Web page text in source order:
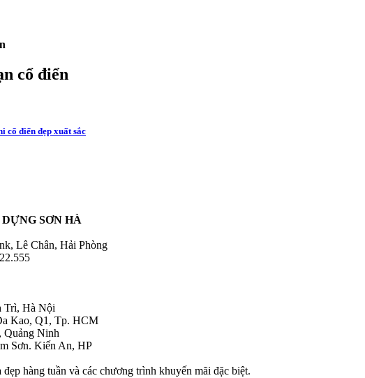
cổ điển
cổ điển đẹp xuất sắc
SƠN HÀ
Lê Chân, Hải Phòng
Trì, Hà Nội
Kao, Q1, Tp. HCM
Quảng Ninh
Sơn. Kiến An, HP
hàng tuần và các chương trình khuyến mãi đặc biệt.